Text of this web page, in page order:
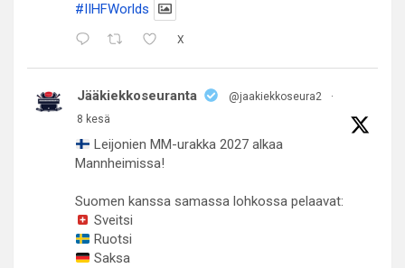
#IIHFWorlds
X
Jääkiekkoseuranta @jaakiekkoseura2
·
8 kesä
Leijonien MM-urakka 2027 alkaa
Mannheimissa!
Suomen kanssa samassa lohkossa pelaavat:
Sveitsi
Ruotsi
Saksa